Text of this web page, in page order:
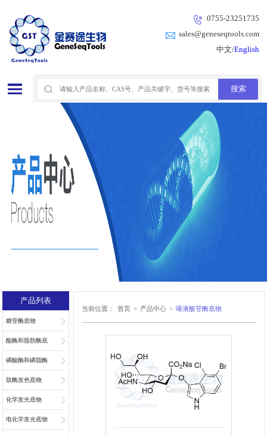
0755-23251735
sales@geneseqtools.com
中文/English
产品列表
糖苷酶底物
酯酶和脂肪酶底
物
磷酸酶和磷脂酶
底物
肽酶发色底物
化学发光底物
电化学发光底物
当前位置： 首页 > 产品中心 > 唾液酸苷酶底物